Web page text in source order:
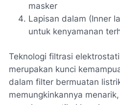
masker
Lapisan dalam (Inner
untuk kenyamanan
Teknologi filtrasi
merupakan kunci
dalam filter bermuatan
memungkinkannya